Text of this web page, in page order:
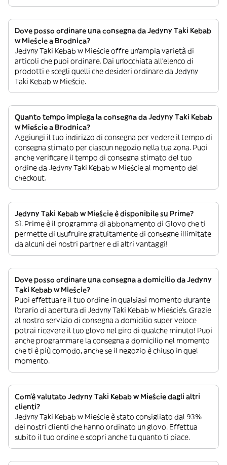
Dove posso ordinare una consegna da Jedyny Taki Kebab
w Mieście a Brodnica?
Jedyny Taki Kebab w Mieście offre un’ampia varietà di
articoli che puoi ordinare. Dai un’occhiata all’elenco di
prodotti e scegli quelli che desideri ordinare da Jedyny
Taki Kebab w Mieście.
Quanto tempo impiega la consegna da Jedyny Taki Kebab
w Mieście a Brodnica?
Aggiungi il tuo indirizzo di consegna per vedere il tempo di
consegna stimato per ciascun negozio nella tua zona. Puoi
anche verificare il tempo di consegna stimato del tuo
ordine da Jedyny Taki Kebab w Mieście al momento del
checkout.
Jedyny Taki Kebab w Mieście è disponibile su Prime?
Sì. Prime è il programma di abbonamento di Glovo che ti
permette di usufruire gratuitamente di consegne illimitate
da alcuni dei nostri partner e di altri vantaggi!
Dove posso ordinare una consegna a domicilio da Jedyny
Taki Kebab w Mieście?
Puoi effettuare il tuo ordine in qualsiasi momento durante
l’orario di apertura di Jedyny Taki Kebab w Mieście’s. Grazie
al nostro servizio di consegna a domicilio super veloce
potrai ricevere il tuo glovo nel giro di qualche minuto! Puoi
anche programmare la consegna a domicilio nel momento
che ti è più comodo, anche se il negozio è chiuso in quel
momento.
Com’è valutato Jedyny Taki Kebab w Mieście dagli altri
clienti?
Jedyny Taki Kebab w Mieście è stato consigliato dal 93%
dei nostri clienti che hanno ordinato un glovo. Effettua
subito il tuo ordine e scopri anche tu quanto ti piace.